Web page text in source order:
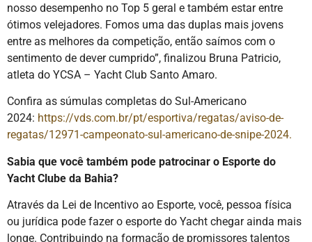
nosso desempenho no Top 5 geral e também estar entre
ótimos velejadores. Fomos uma das duplas mais jovens
entre as melhores da competição, então saímos com o
sentimento de dever cumprido”, finalizou Bruna Patricio,
atleta do YCSA – Yacht Club Santo Amaro.
Confira as súmulas completas do Sul-Americano
2024: https://vds.com.br/pt/esportiva/regatas/aviso-de-
regatas/12971-campeonato-sul-americano-de-snipe-2024.
Sabia que você também pode patrocinar o Esporte do
Yacht Clube da Bahia?
Através da Lei de Incentivo ao Esporte, você, pessoa física
ou jurídica pode fazer o esporte do Yacht chegar ainda mais
longe. Contribuindo na formação de promissores talentos